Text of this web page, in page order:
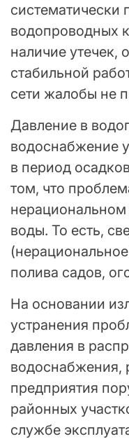
систематически
водопроводных
наличие утечек,
стабильной
сети жалобы не
Давление в
водоснабжение
в период
том, что
нерациональном
воды. То есть,
полива садов,
На основании
устранения
давления в
водоснабжения,
предприятия
районных
службе